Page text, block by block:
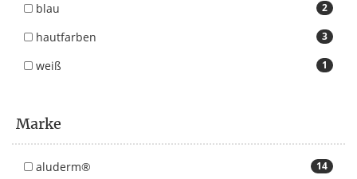
2
blau
3
hautfarben
1
weiß
Marke
14
aluderm®